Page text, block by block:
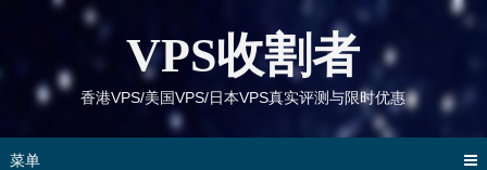
VPS收割者
香港VPS/美国VPS/日本VPS真实评测与限时优惠
菜单